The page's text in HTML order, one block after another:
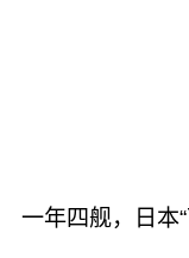
一年四舰，日本